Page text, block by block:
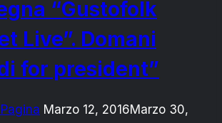
“Gustofolk
Live”. Domani
for president”
Marzo 12, 2016Marzo 30,